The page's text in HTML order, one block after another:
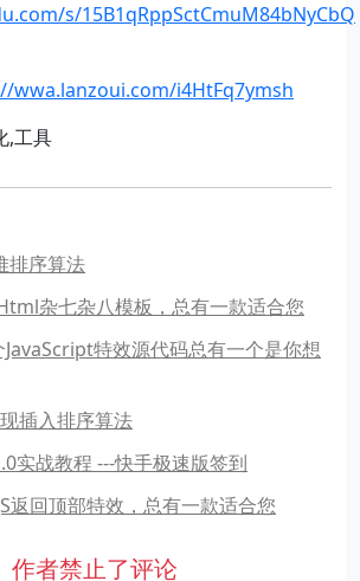
s/15B1qRppSctCmuM84bNyCbQ
wwa.lanzoui.com/i4HtFq7ymsh
,工具
排序算法
杂七杂八模板，总有一款适合您
特效源代码总有一个是你想
插入排序算法
实战教程 ---快手极速版签到
返回顶部特效，总有一款适合您
作者禁止了评论